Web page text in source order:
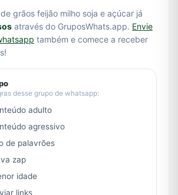
grãos feijão milho soja e açúcar já
através do GruposWhats.app. Envie
também e comece a receber
desse grupo de whatsapp:
adulto
agressivo
de palavrões
zap
idade
links